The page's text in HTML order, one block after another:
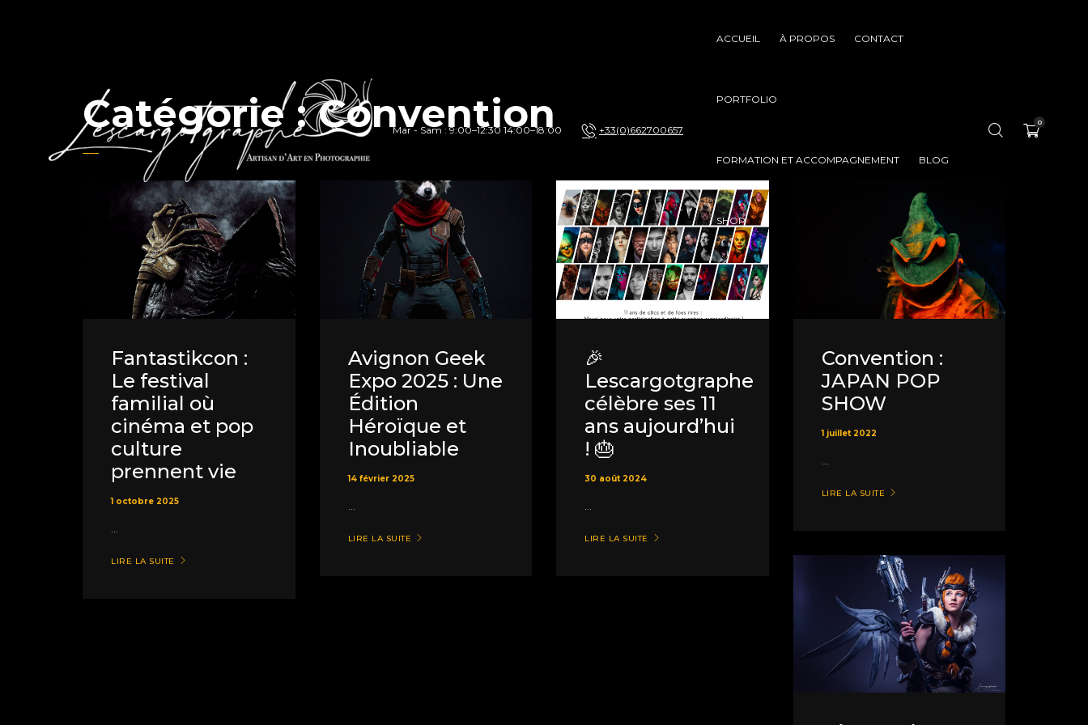
Mar - Sam : 9:00–12:30 14:00–18:00 +33(0)662700657
ACCUEIL À PROPOS CONTACT
PORTFOLIO
FORMATION ET ACCOMPAGNEMENT BLOG
SHOP
0
Catégorie :Convention
Fantastikcon :
Le festival
familial où
cinéma et pop
culture
prennent vie
1 octobre 2025
...
LIRE LA SUITE
Avignon Geek
Expo 2025 : Une
Édition
Héroïque et
Inoubliable
14 février 2025
...
LIRE LA SUITE
🎉
Lescargotgraphe
célèbre ses 11
ans aujourd’hui
! 🎂
30 août 2024
...
LIRE LA SUITE
Convention :
JAPAN POP
SHOW
1 juillet 2022
...
LIRE LA SUITE